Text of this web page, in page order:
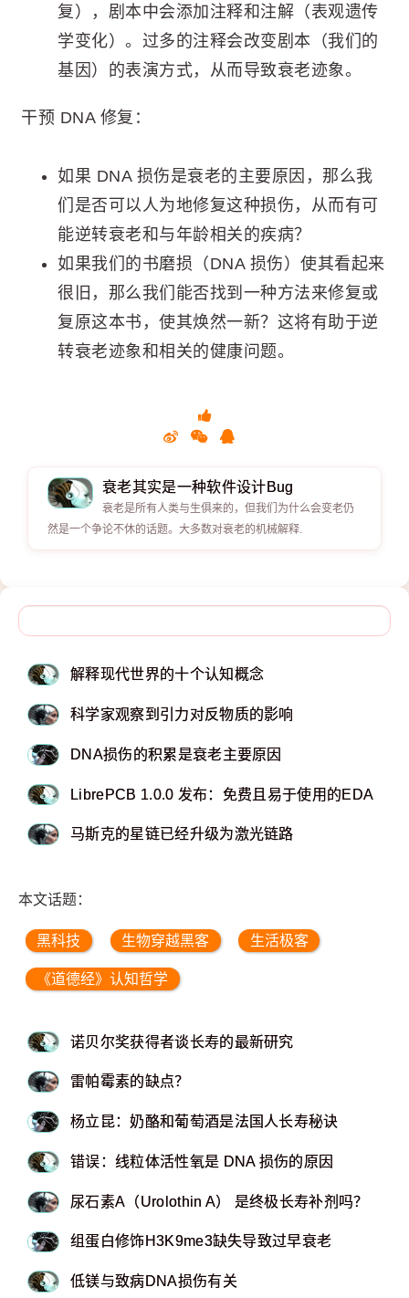
复），剧本中会添加注释和注解（表观遗传
学变化）。过多的注释会改变剧本（我们的
基因）的表演方式，从而导致衰老迹象。
干预 DNA 修复：
如果 DNA 损伤是衰老的主要原因，那么我
们是否可以人为地修复这种损伤，从而有可
能逆转衰老和与年龄相关的疾病？
如果我们的书磨损（DNA 损伤）使其看起来
很旧，那么我们能否找到一种方法来修复或
复原这本书，使其焕然一新？这将有助于逆
转衰老迹象和相关的健康问题。
衰老其实是一种软件设计Bug
衰老是所有人类与生俱来的，但我们为什么会变老仍
然是一个争论不休的话题。大多数对衰老的机械解释.
解释现代世界的十个认知概念
科学家观察到引力对反物质的影响
DNA损伤的积累是衰老主要原因
LibrePCB 1.0.0 发布：免费且易于使用的EDA
马斯克的星链已经升级为激光链路
本文话题：
黑科技 生物穿越黑客 生活极客
《道德经》认知哲学
诺贝尔奖获得者谈长寿的最新研究
雷帕霉素的缺点？
杨立昆：奶酪和葡萄酒是法国人长寿秘诀
错误：线粒体活性氧是 DNA 损伤的原因
尿石素A（Urolothin A） 是终极长寿补剂吗？
组蛋白修饰H3K9me3缺失导致过早衰老
低镁与致病DNA损伤有关